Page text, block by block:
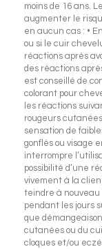
moins de 16 ans.
augmenter le
en aucun cas : •
ou si le cuir
réactions après
des réactions
est conseillé de
colorant pour
les réactions
rougeurs
sensation de
gonflés ou visage
interrompre
possibilité d’une
vivement à la
teindre à nouveau
pendant les jours
que
cutanées ou du
cloques et/ou